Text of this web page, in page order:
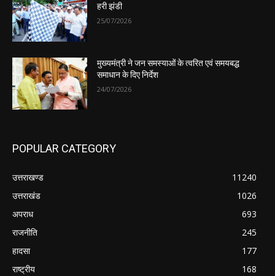
हरी झंडी
25/07/2026
मुख्यमंत्री ने जन समस्याओं के त्वरित एवं समयबद्ध
समाधान के दिए निर्देश
24/07/2026
POPULAR CATEGORY
उत्तराखण्ड
11240
उत्तराखंड
1026
अपराध
693
राजनीति
245
हादसा
177
राष्ट्रीय
168